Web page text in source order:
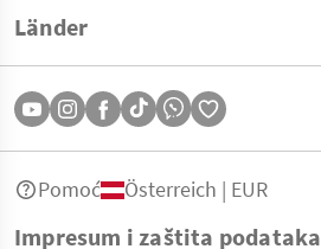
Länder
Impresum i zaštita podataka
Pomoć Österreich | EUR